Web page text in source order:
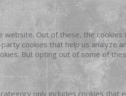
Out of these, the
cookies that help us analyze
But opting out of some of
only includes cookies